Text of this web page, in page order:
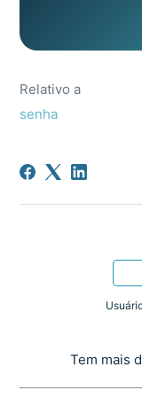
Relativo a
senha
Tem mais